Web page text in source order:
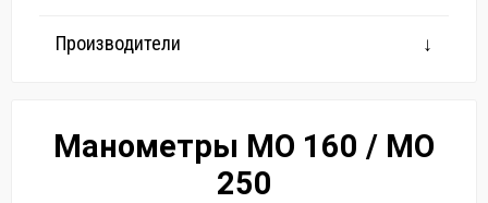
Производители
Манометры МО 160 / МО
250